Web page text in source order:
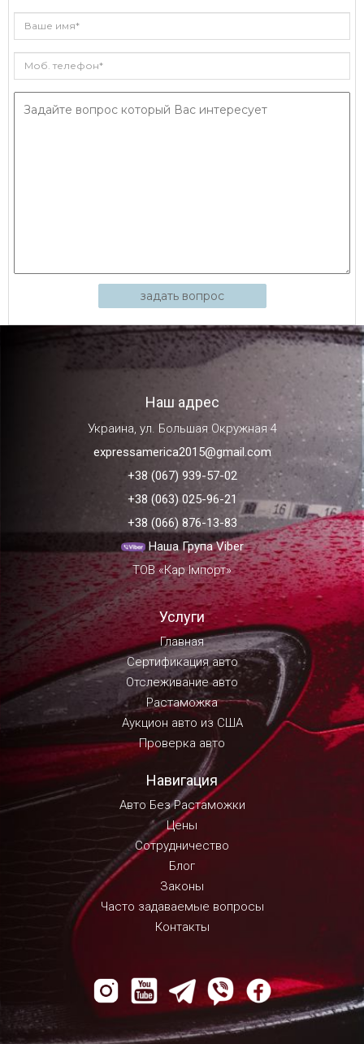
задать вопрос
Наш адрес
Украина, ул. Большая Окружная 4
expressamerica2015@gmail.com
+38 (067) 939-57-02
+38 (063) 025-96-21
+38 (066) 876-13-83
Наша Група Viber
ТОВ «Кар Імпорт»
Услуги
Главная
Сертификация авто
Отслеживание авто
Растаможка
Аукцион авто из США
Проверка авто
Навигация
Авто Без Растаможки
Цены
Сотрудничество
Блог
Законы
Часто задаваемые вопросы
Контакты